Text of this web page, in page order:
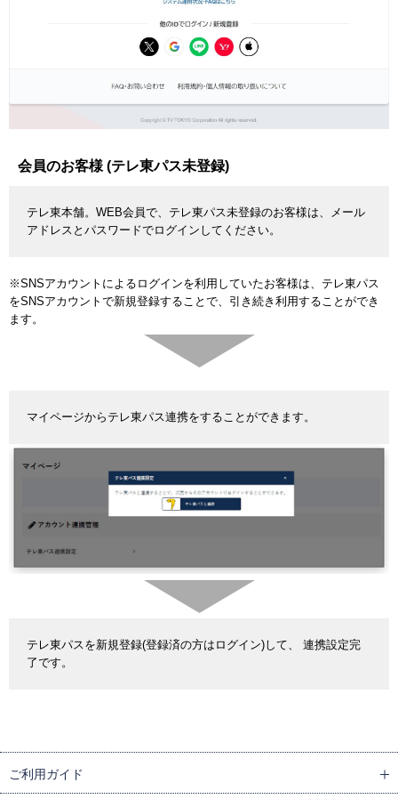
会員のお客様 (テレ東パス未登録)
テレ東本舗。WEB会員で、テレ東パス未登録のお客様は、メール
アドレスとパスワードでログインしてください。
※SNSアカウントによるログインを利用していたお客様は、テレ東パス
をSNSアカウントで新規登録することで、引き続き利用することができ
ます。
マイページからテレ東パス連携をすることができます。
テレ東パスを新規登録(登録済の方はログイン)して、 連携設定完
了です。
ご利用ガイド